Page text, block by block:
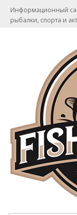
Информационный
рыбалки, спорта и